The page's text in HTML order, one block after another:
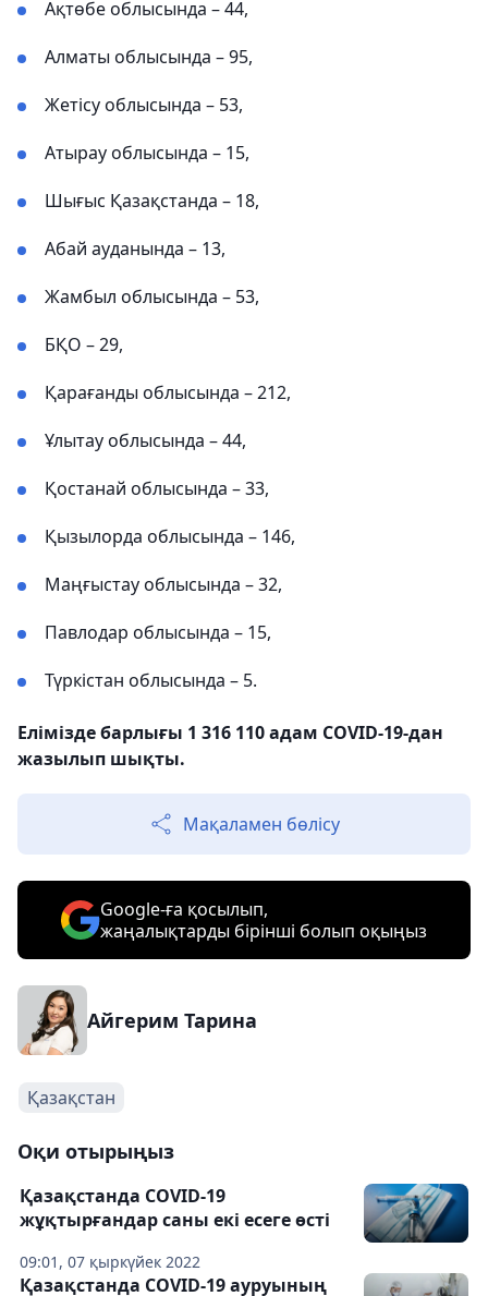
Ақтөбе облысында – 44,
Алматы облысында – 95,
Жетісу облысында – 53,
Атырау облысында – 15,
Шығыс Қазақстанда – 18,
Абай ауданында – 13,
Жамбыл облысында – 53,
БҚО – 29,
Қарағанды ​​облысында – 212,
Ұлытау облысында – 44,
Қостанай облысында – 33,
Қызылорда облысында – 146,
Маңғыстау облысында – 32,
Павлодар облысында – 15,
Түркістан облысында – 5.
Елімізде барлығы 1 316 110 адам COVID-19-дан
жазылып шықты.
Мақаламен бөлісу
Google-ға қосылып,
жаңалықтарды бірінші болып оқыңыз
Айгерим Тарина
Қазақстан
Оқи отырыңыз
09:01, 07 қыркүйек 2022
Қазақстанда COVID-19
жұқтырғандар саны екі есеге өсті
Қазақстанда COVID-19 ауруының